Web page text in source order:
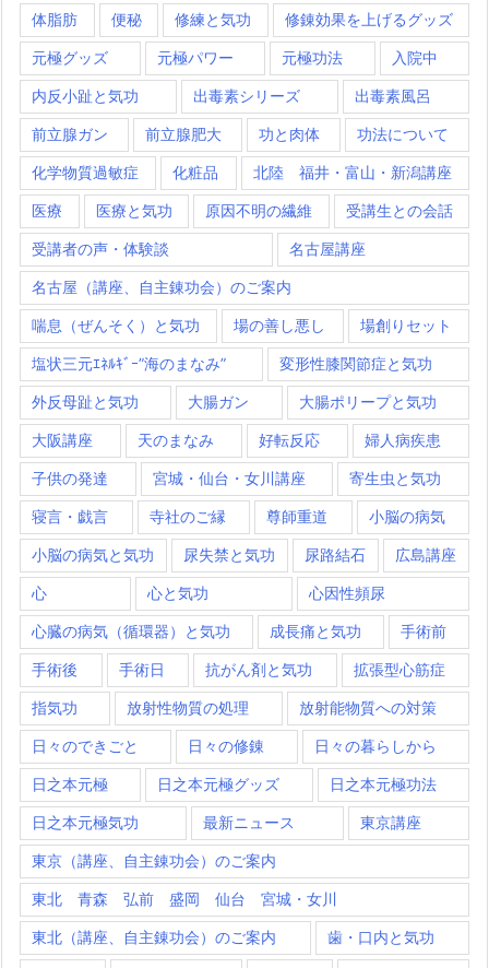
体脂肪 便秘 修練と気功 修錬効果を上げるグッズ
元極グッズ 元極パワー 元極功法 入院中
内反小趾と気功 出毒素シリーズ 出毒素風呂
前立腺ガン 前立腺肥大 功と肉体 功法について
化学物質過敏症 化粧品 北陸 福井・富山・新潟講座
医療 医療と気功 原因不明の繊維 受講生との会話
受講者の声・体験談 名古屋講座
名古屋（講座、自主錬功会）のご案内
喘息（ぜんそく）と気功 場の善し悪し 場創りセット
塩状三元ｴﾈﾙｷﾞｰ”海のまなみ” 変形性膝関節症と気功
外反母趾と気功 大腸ガン 大腸ポリープと気功
大阪講座 天のまなみ 好転反応 婦人病疾患
子供の発達 宮城・仙台・女川講座 寄生虫と気功
寝言・戯言 寺社のご縁 尊師重道 小脳の病気
小脳の病気と気功 尿失禁と気功 尿路結石 広島講座
心 心と気功 心因性頻尿
心臓の病気（循環器）と気功 成長痛と気功 手術前
手術後 手術日 抗がん剤と気功 拡張型心筋症
指気功 放射性物質の処理 放射能物質への対策
日々のできごと 日々の修錬 日々の暮らしから
日之本元極 日之本元極グッズ 日之本元極功法
日之本元極気功 最新ニュース 東京講座
東京（講座、自主錬功会）のご案内
東北 青森 弘前 盛岡 仙台 宮城・女川
東北（講座、自主錬功会）のご案内 歯・口内と気功